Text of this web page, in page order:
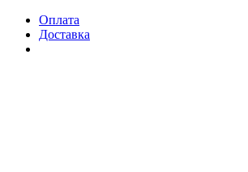
Оплата
Доставка